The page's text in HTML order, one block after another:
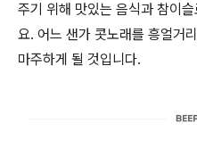
주기 위해 맛있는 음식과 참이
요. 어느 샌가 콧노래를 흥얼거
마주하게 될 것입니다.